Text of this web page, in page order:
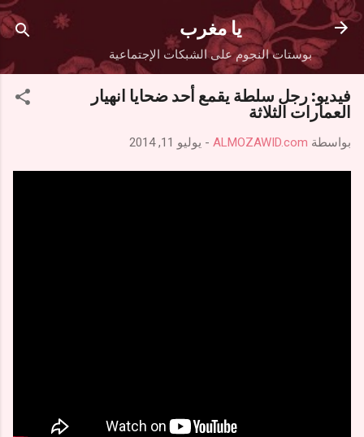
التخطي إلى المحتوى الرئيسي
يا مغرب
بوستات النجوم على الشبكات الإجتماعية
فيديو: رجل سلطة يقمع أحد ضحايا انهيار
العمارات الثلاثة
بواسطة ALMOZAWID.com
- يوليو 11, 2014